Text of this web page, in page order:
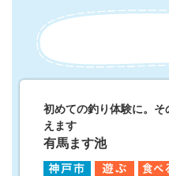
初めての釣り体験に。そ
えます
有馬ます池